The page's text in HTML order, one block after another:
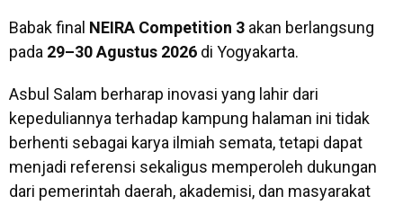
Babak final NEIRA Competition 3 akan berlangsung
pada 29–30 Agustus 2026 di Yogyakarta.
Asbul Salam berharap inovasi yang lahir dari
kepeduliannya terhadap kampung halaman ini tidak
berhenti sebagai karya ilmiah semata, tetapi dapat
menjadi referensi sekaligus memperoleh dukungan
dari pemerintah daerah, akademisi, dan masyarakat